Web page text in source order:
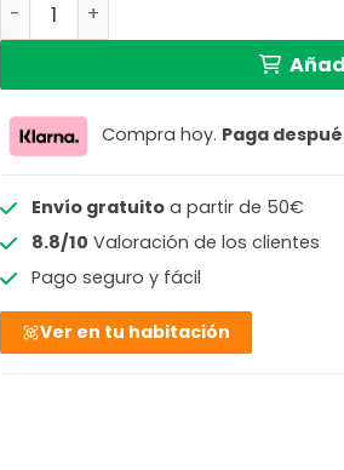
Compra hoy. Paga
Envío gratuitoa partir de 50€
8.8/10 Valoración de los clientes
Pago seguro y fácil
Ver en tu habitación